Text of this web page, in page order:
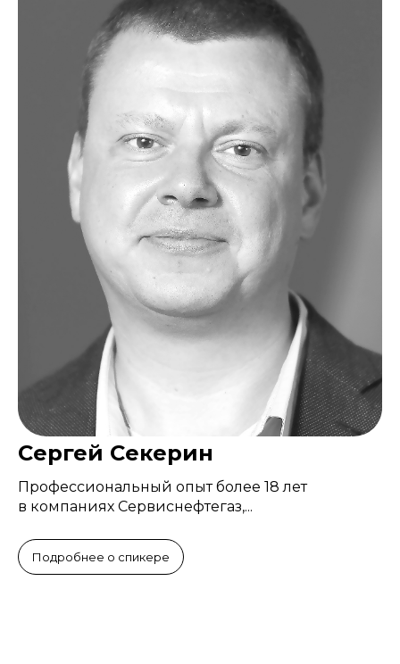
Сергей Секерин
Профессиональный опыт более 18 лет
в компаниях Сервиснефтегаз,...
Подробнее о спикере